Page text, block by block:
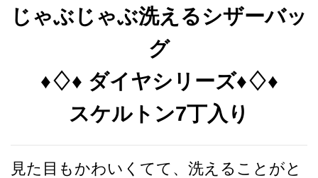
じゃぶじゃぶ洗えるシザーバッ
グ
♦︎♢♦︎ ダイヤシリーズ♦︎♢♦︎
スケルトン7丁入り
見た目もかわいくてて、洗えることがと